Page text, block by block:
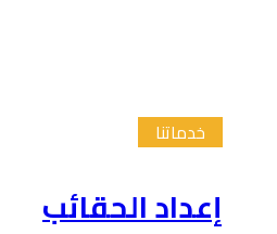
خدماتنا
إعداد الحقائب